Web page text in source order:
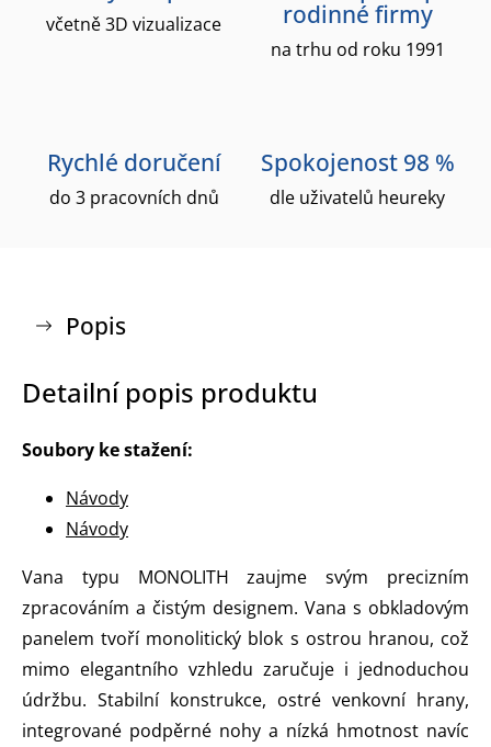
včetně 3D vizualizace
rodinné firmy
na trhu od roku 1991
Rychlé doručení
do 3 pracovních dnů
Spokojenost 98 %
dle uživatelů heureky
Popis
Detailní popis produktu
Soubory ke stažení:
Návody
Návody
Vana typu MONOLITH zaujme svým precizním
zpracováním a čistým designem. Vana s obkladovým
panelem tvoří monolitický blok s ostrou hranou, což
mimo elegantního vzhledu zaručuje i jednoduchou
údržbu. Stabilní konstrukce, ostré venkovní hrany,
integrované podpěrné nohy a nízká hmotnost navíc